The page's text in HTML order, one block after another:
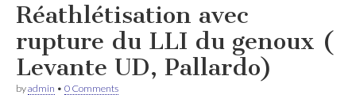
Réathlétisation avec
rupture du LLI du genoux (
Levante UD, Pallardo)
byadmin • 0 Comments